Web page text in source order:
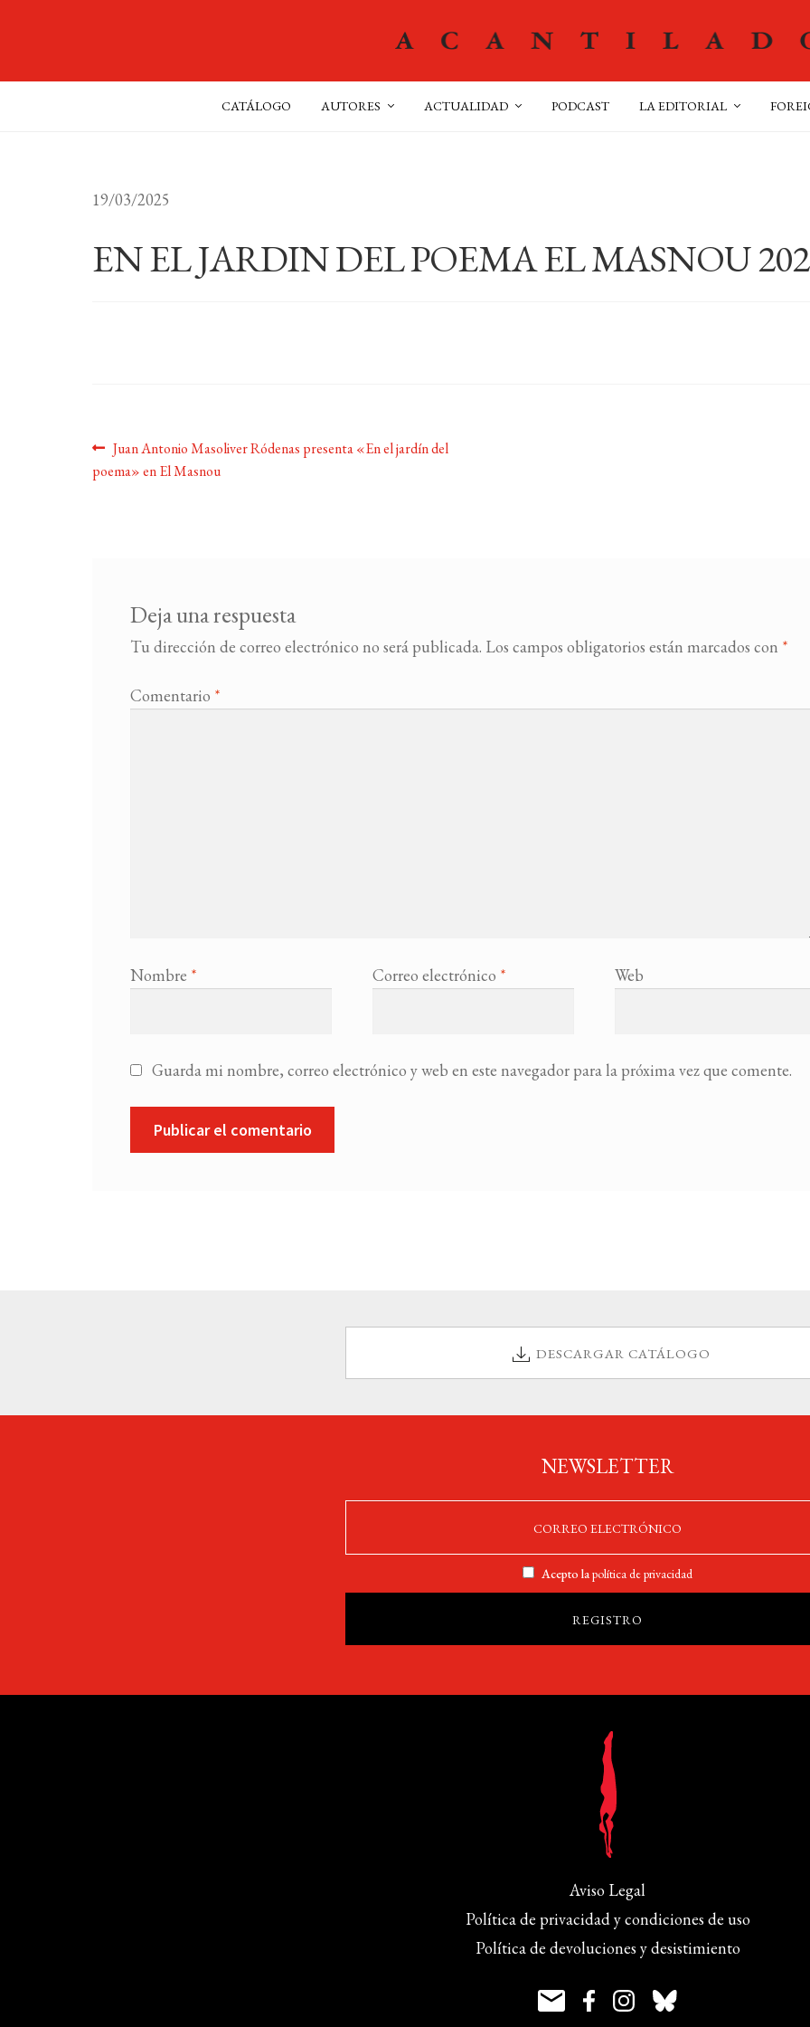
CATÁLOGO AUTORES ACTUALIDAD PODCAST LA EDITORIAL
19/03/2025
EN EL JARDIN DEL POEMA EL MASNOU
Navegación
de
Anterior:
Juan Antonio Masoliver Ródenas presenta «En el jardín del
poema» en El Masnou
Deja una respuesta
Tu dirección de correo electrónico no será publicada. Los campos obligatorios están marcados con *
Comentario *
Nombre * Correo electrónico * Web
Guarda mi nombre, correo electrónico y web en este navegador para la próxima vez que comente.
DESCARGAR CATÁLOGO
NEWSLETTER
Acepto lapolítica de privacidad
Aviso Legal
Política de privacidad y condiciones de uso
Política de devoluciones y desistimiento